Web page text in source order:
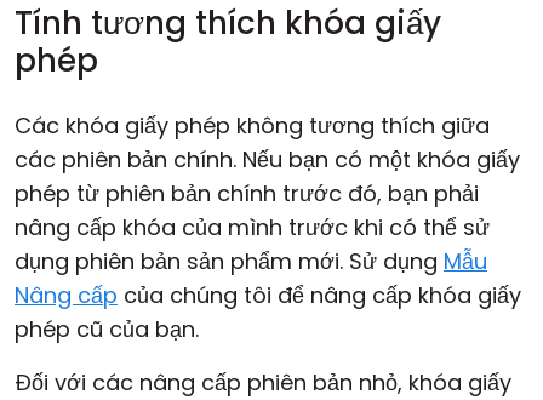
Tính tương thích khóa giấy
phép
Các khóa giấy phép không tương thích giữa
các phiên bản chính. Nếu bạn có một khóa giấy
phép từ phiên bản chính trước đó, bạn phải
nâng cấp khóa của mình trước khi có thể sử
dụng phiên bản sản phẩm mới. Sử dụng Mẫu
Nâng cấp của chúng tôi để nâng cấp khóa giấy
phép cũ của bạn.
Đối với các nâng cấp phiên bản nhỏ, khóa giấy